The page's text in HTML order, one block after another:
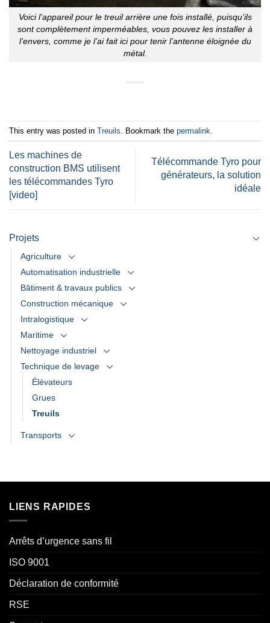
Projets
Agriculture
Automatisation industrielle
Bâtiment & travaux publics
Construction mécanique
Intralogistique
Maritime
Nettoyage industriel
Technique de levage
Élévateurs
Grues
Treuils
Transports
Voici l’appareil pour le treuil arrière une fois installé, puisqu’ils
sont complètement imperméables, vous pouvez les installer à
l’envers, comme je l’ai fait ici pour tenir l’antenne éloignée du
métal.
This entry was posted in Treuils . Bookmark the permalink
Les machines de
construction BMS utilisent
les télécommandes Tyro
[video]
Télécommande Tyro pour
générateurs, la solution
idéale
LIENS RAPIDES
Arrêts d’urgence sans fil
ISO 9001
Déclaration de conformité
RSE